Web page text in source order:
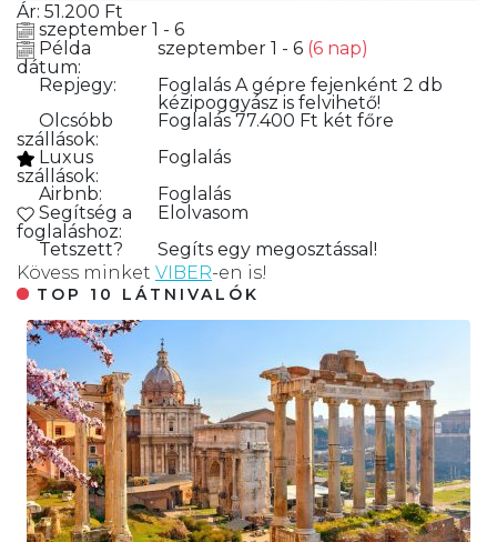
Ár: 51.200 Ft
szeptember 1 - 6
Példa
dátum:
szeptember 1 - 6 (6 nap)
Repjegy:
Foglalás A gépre fejenként 2 db
kézipoggyász is felvihető!
Olcsóbb
szállások:
Foglalás 77.400 Ft két főre
Luxus
szállások:
Foglalás
Airbnb:
Foglalás
Segítség a
foglaláshoz:
Elolvasom
Tetszett?
Segíts egy megosztással!
Kövess minket VIBER-en is!
TOP 10 LÁTNIVALÓK